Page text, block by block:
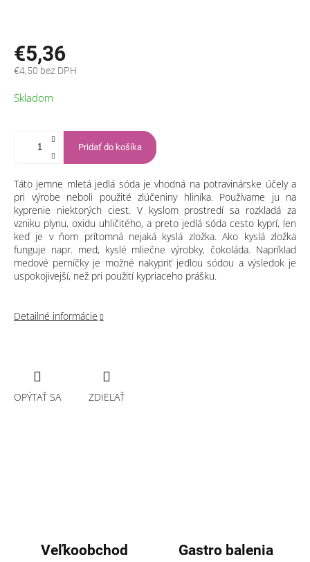
€5,36
€4,50 bez DPH
cena:
Skladom
Pridať do košíka
Táto jemne mletá jedlá sóda je vhodná na potravinárske účely a
pri výrobe neboli použité zlúčeniny hliníka. Používame ju na
kyprenie niektorých ciest. V kyslom prostredí sa rozkladá za
vzniku plynu, oxidu uhličitého, a preto jedlá sóda cesto kyprí, len
keď je v ňom prítomná nejaká kyslá zložka. Ako kyslá zložka
funguje napr. med, kyslé mliečne výrobky, čokoláda. Napríklad
medové perníčky je možné nakypriť jedlou sódou a výsledok je
uspokojivejší, než pri použití kypriaceho prášku.
Detailné informácie
OPÝTAŤ SA ZDIEĽAŤ
Veľkoobchod Gastro balenia